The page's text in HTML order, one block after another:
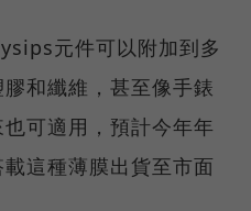
元件可以附加到多
和纖維，甚至像手錶
可適用，預計今年年
這種薄膜出貨至市面